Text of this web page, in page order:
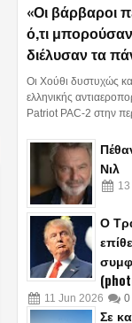
May
«Οι βάρβαροι
ό,τι
διέλυσαν τα
Οι Χούθι δυστυχώς
ελληνικής
Patriot PAC-2 στην
Νιλ
13
Ο
11 Jun 2026 0
Σε